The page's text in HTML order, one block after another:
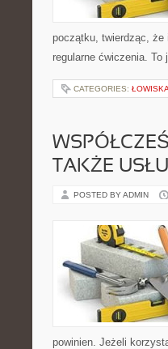
początku, twierdząc, że
regularne ćwiczenia.
CATEGORIES: ŁOWISKA
TAKŻE
POSTED BY ADMIN
powinien. Jeżeli